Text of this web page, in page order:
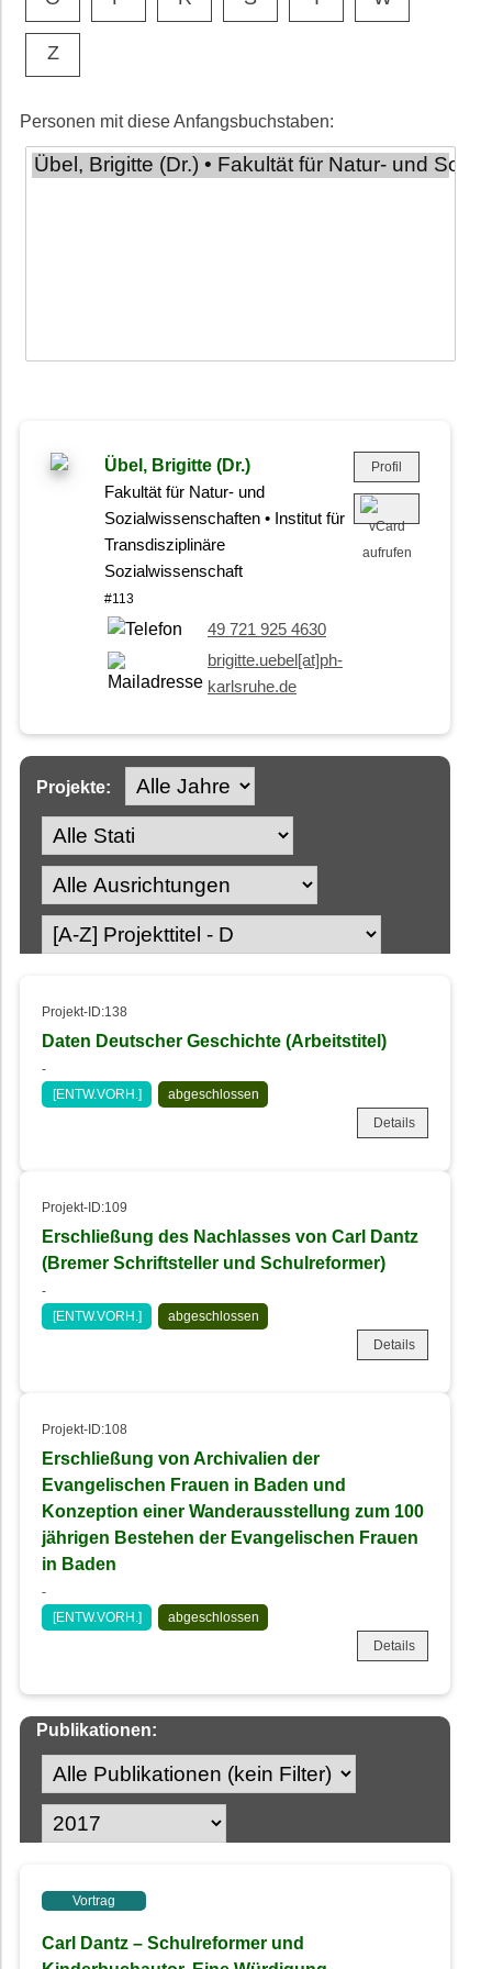
Z
Personen mit diese Anfangsbuchstaben:
Übel, Brigitte (Dr.)
Fakultät für Natur- und
Sozialwissenschaften • Institut für
Transdisziplinäre
Sozialwissenschaft
#113
49 721 925 4630
brigitte.uebel[at]ph-
karlsruhe.de
Profil
Projekte:
Projekt-ID:138
Daten Deutscher Geschichte (Arbeitstitel)
-
[ENTW.VORH.]
abgeschlossen
Details
Projekt-ID:109
Erschließung des Nachlasses von Carl Dantz
(Bremer Schriftsteller und Schulreformer)
-
[ENTW.VORH.]
abgeschlossen
Details
Projekt-ID:108
Erschließung von Archivalien der
Evangelischen Frauen in Baden und
Konzeption einer Wanderausstellung zum 100
jährigen Bestehen der Evangelischen Frauen
in Baden
-
[ENTW.VORH.]
abgeschlossen
Details
Publikationen:
Vortrag
Carl Dantz – Schulreformer und